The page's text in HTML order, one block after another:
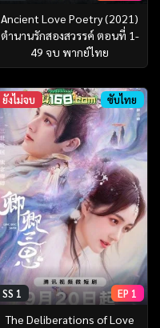
Ancient Love Poetry (2021)
ตำนานรักสองสวรรค์ ตอนที่ 1-
49 จบ พากย์ไทย
ยังไม่จบ ซับไทย
SS 1 EP 1
The Deliberations of Love